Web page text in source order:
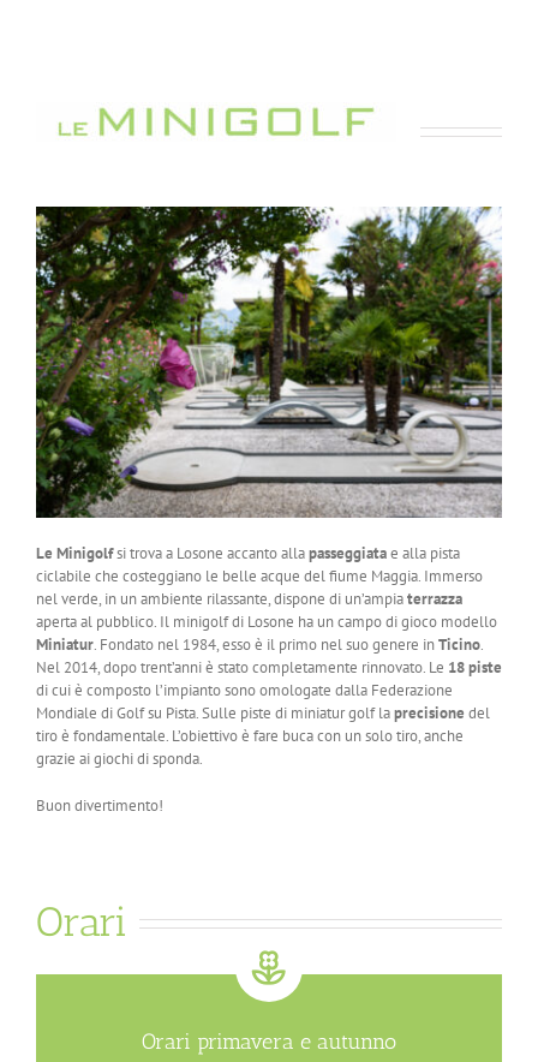
Le Minigolfsi trova a Losone accanto allapasseggiatae alla pista
ciclabile che costeggiano le belle acque del fiume Maggia. Immerso
nel verde, in un ambiente rilassante, dispone di un’ampiaterrazza
aperta al pubblico. Il minigolf di Losone ha un campo di gioco modello
Miniatur. Fondato nel 1984, esso è il primo nel suo genere inTicino.
Nel 2014, dopo trent’anni è stato completamente rinnovato. Le 18 piste
di cui è composto l’impianto sono omologate dalla Federazione
Mondiale di Golf su Pista. Sulle piste di miniatur golf laprecisione del
tiro è fondamentale. L’obiettivo è fare buca con un solo tiro, anche
grazie ai giochi di sponda.
Buon divertimento!
Orari
Orari primavera e autunno